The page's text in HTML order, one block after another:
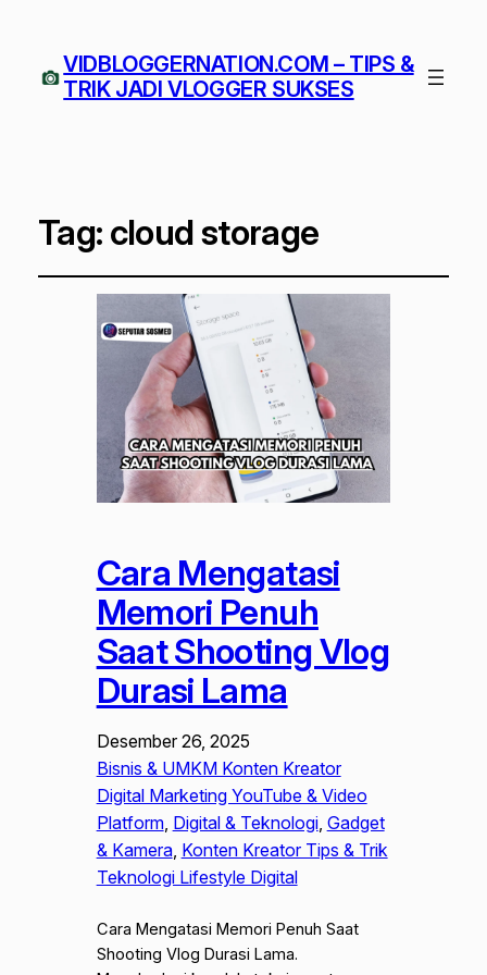
VIDBLOGGERNATION.COM – TIPS &
TRIK JADI VLOGGER SUKSES
Tag: cloud storage
Cara Mengatasi
Memori Penuh
Saat Shooting Vlog
Durasi Lama
Desember 26, 2025
Bisnis & UMKM Konten Kreator
Digital Marketing YouTube & Video
Platform, Digital & Teknologi, Gadget
& Kamera, Konten Kreator Tips & Trik
Teknologi Lifestyle Digital
Cara Mengatasi Memori Penuh Saat
Shooting Vlog Durasi Lama.